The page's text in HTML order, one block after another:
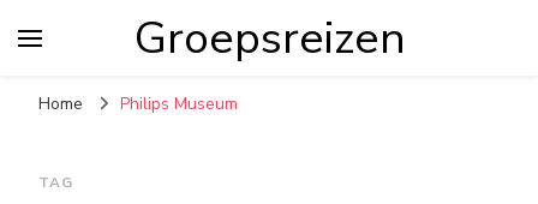
Groepsreizen
Home Philips Museum
TAG